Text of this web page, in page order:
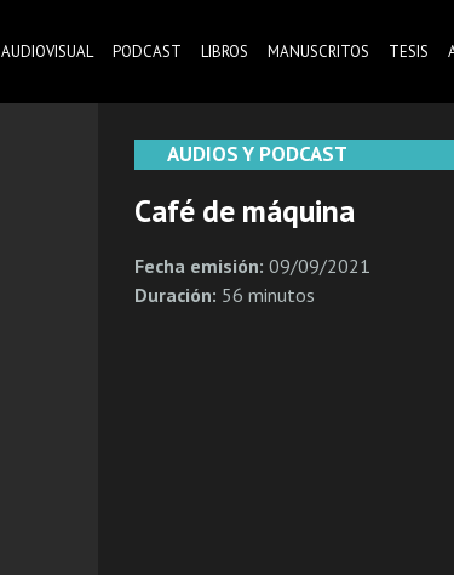
AUDIOVISUAL PODCAST LIBROS MANUSCRITOS TESIS
AUDIOS Y PODCAST
Café de máquina
Fecha emisión: 09/09/2021
Duración: 56 minutos